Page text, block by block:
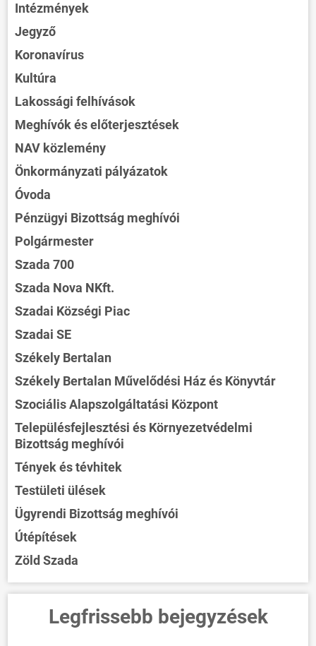
Intézmények
Jegyző
Koronavírus
Kultúra
Lakossági felhívások
Meghívók és előterjesztések
NAV közlemény
Önkormányzati pályázatok
Óvoda
Pénzügyi Bizottság meghívói
Polgármester
Szada 700
Szada Nova NKft.
Szadai Községi Piac
Szadai SE
Székely Bertalan
Székely Bertalan Művelődési Ház és Könyvtár
Szociális Alapszolgáltatási Központ
Településfejlesztési és Környezetvédelmi
Bizottság meghívói
Tények és tévhitek
Testületi ülések
Ügyrendi Bizottság meghívói
Útépítések
Zöld Szada
Legfrissebb bejegyzések